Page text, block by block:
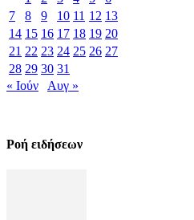
7
8 9 10 11 12 13
14 15 16 17 18 19 20
21 22 23 24 25 26 27
28 29 30 31
« Ιούν
Αυγ »
Ροή ειδήσεων